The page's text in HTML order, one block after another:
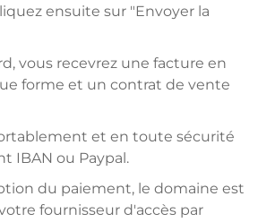
ensuite sur "Envoyer la
vous recevrez une facture en
forme et un contrat de vente
et en toute sécurité
IBAN ou Paypal.
du paiement, le domaine est
fournisseur d'accès par